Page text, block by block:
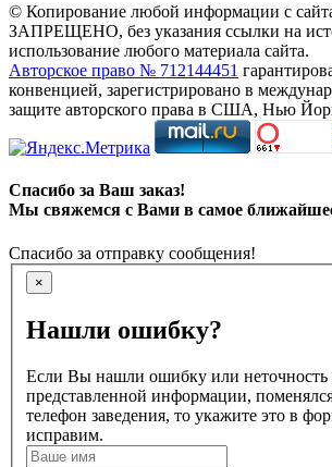
© Копирование любой информации с
ЗАПРЕЩЕНО, без указания ссылки на
использование любого материала сайта.
Авторское право № 712144451
конвенцией, зарегистрировано в
защите авторского права в США, Нью
Спасибо за Ваш заказ!
Мы свяжемся с Вами в самое
Спасибо за отправку сообщения!
×
Нашли ошибку?
Если Вы нашли ошибку или неточность
представленной информации,
телефон заведения, то укажите это в
исправим.